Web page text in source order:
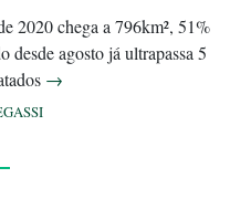
2020 chega a 796km², 51%
desde agosto já ultrapassa 5
→